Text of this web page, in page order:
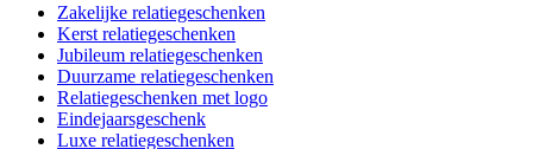
Zakelijke relatiegeschenken
Kerst relatiegeschenken
Jubileum relatiegeschenken
Duurzame relatiegeschenken
Relatiegeschenken met logo
Eindejaarsgeschenk
Luxe relatiegeschenken